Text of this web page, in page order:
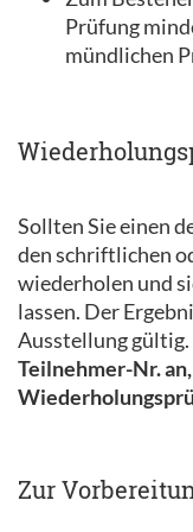
Prüfung
mündlichen
Sollten Sie einen
den schriftlichen
wiederholen und
lassen. Der
Ausstellung gültig.
Teilnehmer-Nr.
Zur